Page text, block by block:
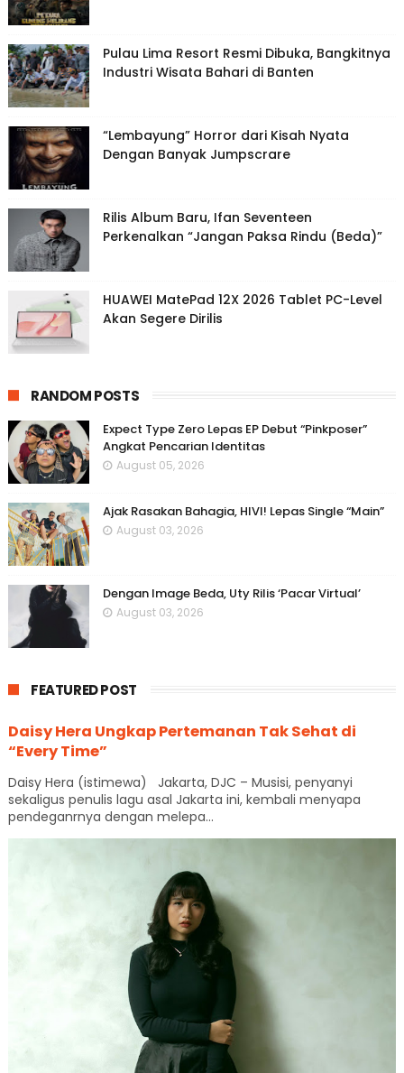
Pulau Lima Resort Resmi Dibuka, Bangkitnya
Industri Wisata Bahari di Banten
“Lembayung” Horror dari Kisah Nyata
Dengan Banyak Jumpscrare
Rilis Album Baru, Ifan Seventeen
Perkenalkan “Jangan Paksa Rindu (Beda)”
HUAWEI MatePad 12X 2026 Tablet PC-Level
Akan Segere Dirilis
RANDOM POSTS
Expect Type Zero Lepas EP Debut “Pinkposer”
Angkat Pencarian Identitas
August 05, 2026
Ajak Rasakan Bahagia, HIVI! Lepas Single “Main”
August 03, 2026
Dengan Image Beda, Uty Rilis ‘Pacar Virtual’
August 03, 2026
FEATURED POST
Daisy Hera Ungkap Pertemanan Tak Sehat di
“Every Time”
Daisy Hera (istimewa) Jakarta, DJC – Musisi, penyanyi
sekaligus penulis lagu asal Jakarta ini, kembali menyapa
pendeganrnya dengan melepa...